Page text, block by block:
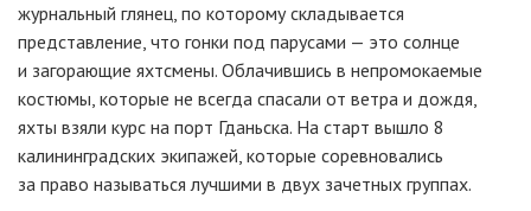
журнальный глянец, по которому складывается
представление, что гонки под парусами — это солнце
и загорающие яхтсмены. Облачившись в непромокаемые
костюмы, которые не всегда спасали от ветра и дождя,
яхты взяли курс на порт Гданьска. На старт вышло 8
калининградских экипажей, которые соревновались
за право называться лучшими в двух зачетных группах.